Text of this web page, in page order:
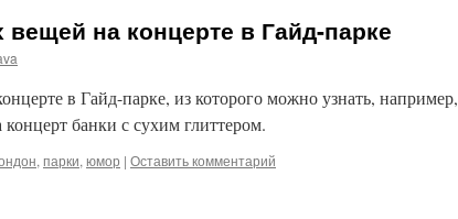
на концерте в Гайд-парке
в Гайд-парке, из которого можно узнать, например,
концерт банки с сухим глиттером.
, парки, юмор | Оставить комментарий